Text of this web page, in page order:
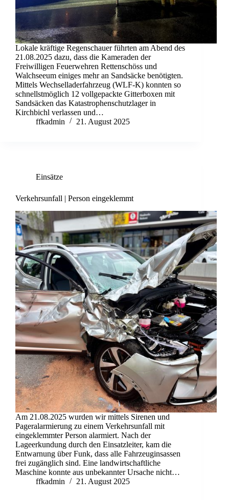
Lokale kräftige Regenschauer führten am Abend des
21.08.2025 dazu, dass die Kameraden der
Freiwilligen Feuerwehren Rettenschöss und
Walchseeum einiges mehr an Sandsäcke benötigten.
Mittels Wechselladerfahrzeug (WLF-K) konnten so
schnellstmöglich 12 vollgepackte Gitterboxen mit
Sandsäcken das Katastrophenschutzlager in
Kirchbichl verlassen und…
ffkadmin
21. August 2025
Einsätze
Verkehrsunfall | Person eingeklemmt
Am 21.08.2025 wurden wir mittels Sirenen und
Pageralarmierung zu einem Verkehrsunfall mit
eingeklemmter Person alarmiert. Nach der
Lageerkundung durch den Einsatzleiter, kam die
Entwarnung über Funk, dass alle Fahrzeuginsassen
frei zugänglich sind. Eine landwirtschaftliche
Maschine konnte aus unbekannter Ursache nicht…
ffkadmin
21. August 2025